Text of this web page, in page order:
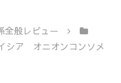
全般レビュー
シア オニオンコンソメ